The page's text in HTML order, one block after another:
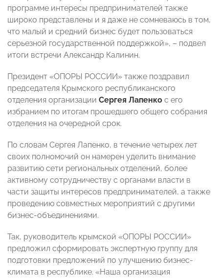
программе интересы предпринимателей также
широко представлены и я даже не сомневаюсь в том,
что малый и средний бизнес будет пользоваться
серьезной государственной поддержкой», – подвел
итоги встречи Александр Калинин.
Президент «ОПОРЫ РОССИИ» также поздравил
председателя Крымского республиканского
отделения организации Сергея Лапенко с его
избранием по итогам прошедшего общего собрания
отделения на очередной срок.
По словам Сергея Лапенко, в течение четырех лет
своих полномочий он намерен уделить внимание
развитию сети региональных отделений, более
активному сотрудничеству с органами власти в
части защиты интересов предпринимателей, а также
проведению совместных мероприятий с другими
бизнес-объединениями.
Так, руководитель крымской «ОПОРЫ РОССИИ»
предложил сформировать экспертную группу для
подготовки предложений по улучшению бизнес-
климата в республике. «Наша организация